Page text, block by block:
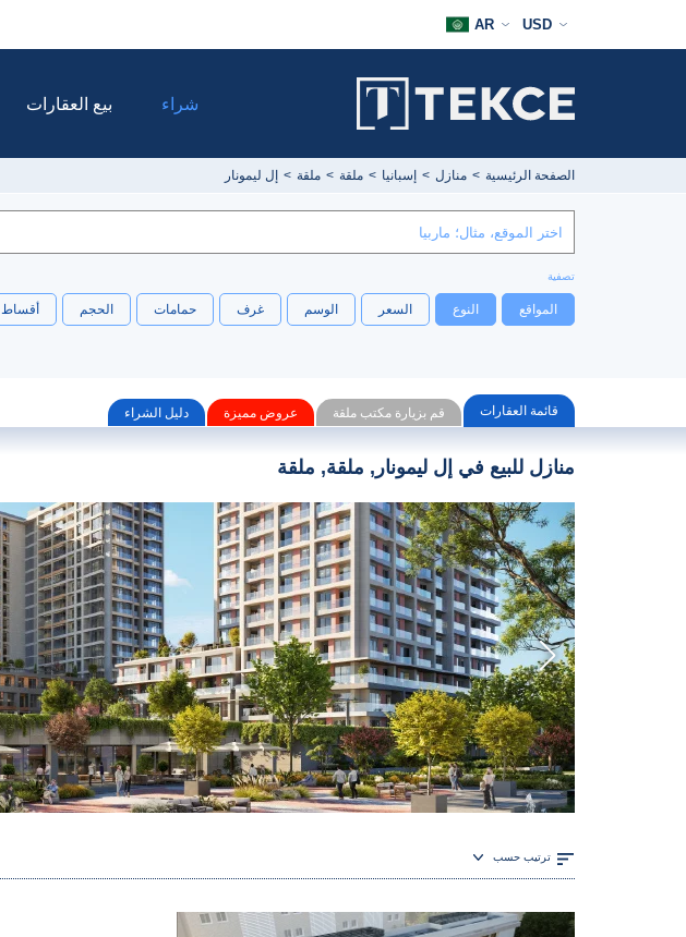
الصفحة الرئيسية منازل إسبانيا ملقة ملقة إل ليمونار
تصفية
المواقع النوع السعر الوسم غرف حمامات الحجم أقساط
قائمة العقارات قم بزيارة مكتب ملقة عروض مميزة دليل الشراء
منازل للبيع في إل ليمونار, ملقة, ملقة
ترتيب حسب
USD
AR
شراء بيع العقارات